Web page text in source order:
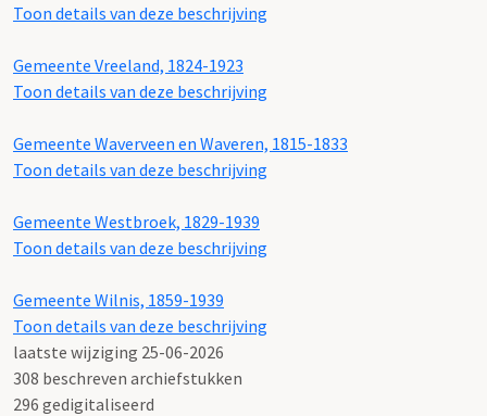
Toon details van deze beschrijving
Gemeente Vreeland, 1824-1923
Toon details van deze beschrijving
Gemeente Waverveen en Waveren, 1815-1833
Toon details van deze beschrijving
Gemeente Westbroek, 1829-1939
Toon details van deze beschrijving
Gemeente Wilnis, 1859-1939
Toon details van deze beschrijving
laatste wijziging 25-06-2026
308 beschreven archiefstukken
296 gedigitaliseerd